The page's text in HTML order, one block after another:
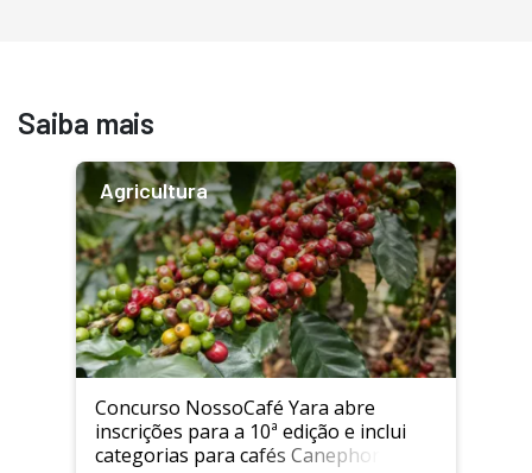
Saiba mais
Agricultura
Concurso NossoCafé Yara abre
inscrições para a 10ª edição e inclui
categorias para cafés Canephora